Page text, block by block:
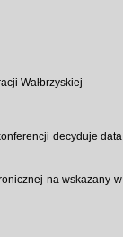
Wałbrzyskiej
decyduje data
na wskazany w